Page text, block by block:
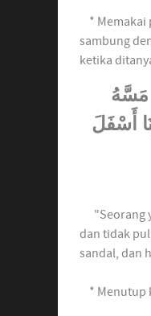
* Memakai
sambung
ketika
أَسْفَلَ
"Seorang
dan tidak
sandal, dan
* Menutup